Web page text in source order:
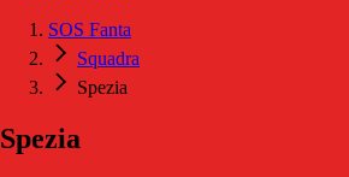
SOS Fanta
Squadra
Spezia
Spezia